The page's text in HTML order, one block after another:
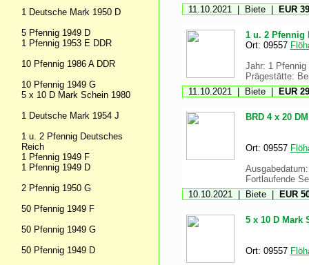
1 Deutsche Mark 1950 D
5 Pfennig 1949 D
1 Pfennig 1953 E DDR
10 Pfennig 1986 A DDR
10 Pfennig 1949 G
5 x 10 D Mark Schein 1980
1 Deutsche Mark 1954 J
1 u. 2 Pfennig Deutsches
Reich
1 Pfennig 1949 F
1 Pfennig 1949 D
2 Pfennig 1950 G
50 Pfennig 1949 F
50 Pfennig 1949 G
50 Pfennig 1949 D
11.10.2021 | Biete |
EUR
1 u. 2 Pfennig
Ort: 09557
Jahr: 1 Pfennig
Prägestätte:
11.10.2021 | Biete |
EUR
BRD 4 x 20
Ort: 09557
Fortlaufende
10.10.2021 | Biete |
EUR
5 x 10 D Mark
Ort: 09557